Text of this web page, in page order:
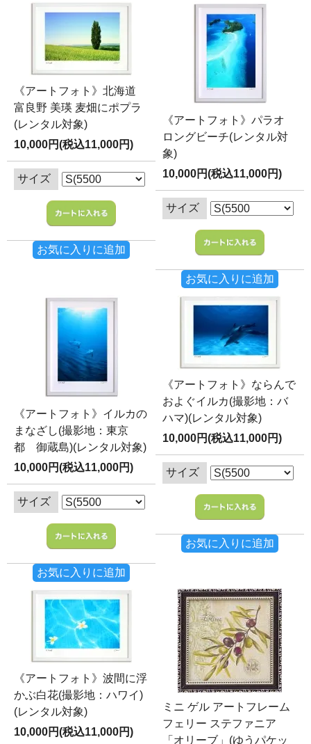
《アートフォト》北海道
富良野 美瑛 麦畑にポプラ
(レンタル対象)
10,000円(税込11,000円)
サイズ
お気に入りに追加
《アートフォト》パラオ
ロングビーチ(レンタル対
象)
10,000円(税込11,000円)
サイズ
お気に入りに追加
《アートフォト》イルカの
まなざし(撮影地：東京
都 御蔵島)(レンタル対象)
10,000円(税込11,000円)
サイズ
お気に入りに追加
《アートフォト》ならんで
およぐイルカ(撮影地：バ
ハマ)(レンタル対象)
10,000円(税込11,000円)
サイズ
お気に入りに追加
《アートフォト》波間に浮
かぶ白花(撮影地：ハワイ)
(レンタル対象)
10,000円(税込11,000円)
ミニ ゲル アートフレーム
フェリー ステファニア
「オリーブ」(ゆうパケッ